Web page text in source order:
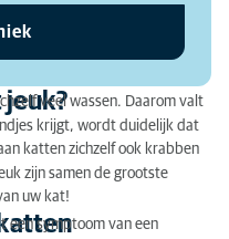
jeuk?veel wassen. Daarom valt
krijgt, wordt duidelijk dat
katten zichzelf ook krabben
zijn samen de grootste
uw kat!
een symptoom van een